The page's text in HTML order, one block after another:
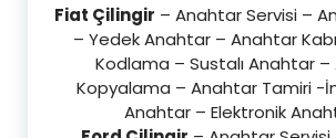
Fiat Çilingir – Anahtar Servisi –
– Yedek Anahtar – Anahtar
Kodlama – Sustalı Anahtar
Kopyalama – Anahtar Tamiri -
Anahtar – Elektronik